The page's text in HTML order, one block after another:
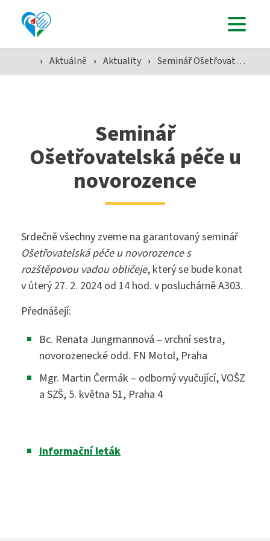
Studenti
Přijímací zkoušky ›
Maturitní zkouška ›
Praktická sestra
Nutriční asistent
VOŠZ
Absolutoria ›
Praxe ›
Školné ›
Kontakty
Instagram
Bakaláři
› Aktuálně › Aktuality › Seminář Ošetřovatelská péče u novorozence
Seminář
Ošetřovatelská péče u
novorozence
Srdečně všechny zveme na garantovaný seminář
Ošetřovatelská péče u novorozence s
rozštěpovou vadou obličeje, který se bude konat
v úterý 27. 2. 2024 od 14 hod. v posluchárně A303.
Přednášejí:
Bc. Renata Jungmannová – vrchní sestra,
novorozenecké odd. FN Motol, Praha
Mgr. Martin Čermák – odborný vyučující, VOŠZ
a SZŠ, 5. května 51, Praha 4
informační leták